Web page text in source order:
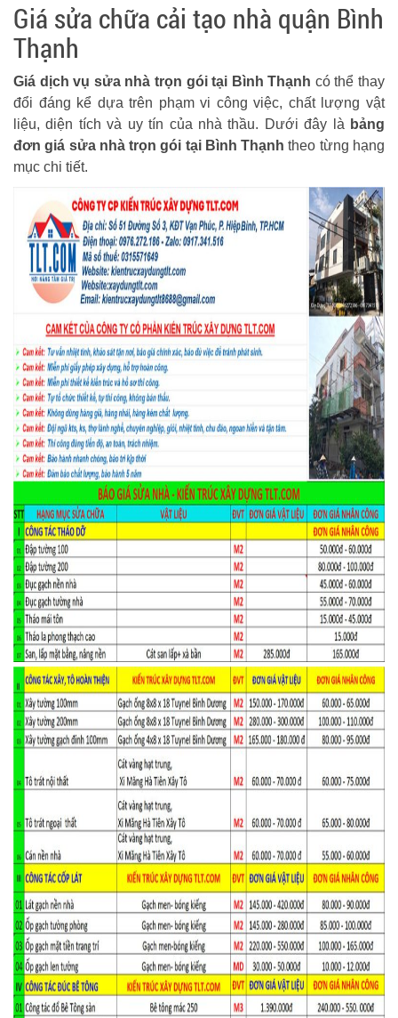
Giá sửa chữa cải tạo nhà quận Bình
Thạnh
Giá dịch vụ sửa nhà trọn gói tại Bình Thạnh có thể thay
đổi đáng kể dựa trên phạm vi công việc, chất lượng vật
liệu, diện tích và uy tín của nhà thầu. Dưới đây là bảng
đơn giá sửa nhà trọn gói tại Bình Thạnh theo từng hạng
mục chi tiết.